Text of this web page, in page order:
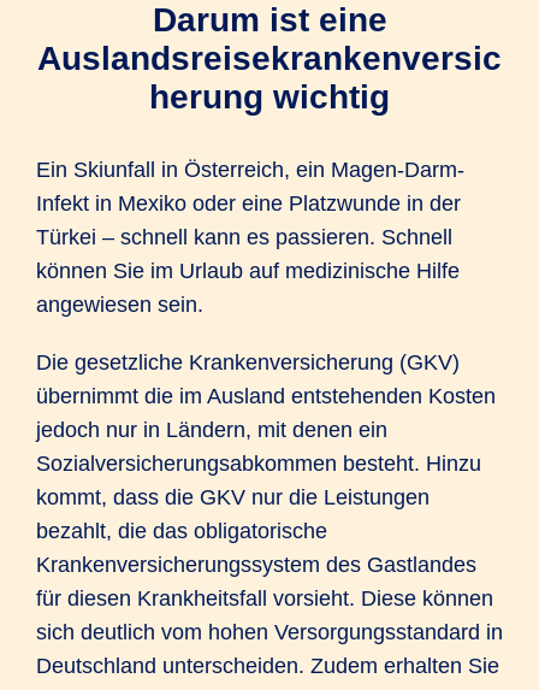
Darum ist eine
Auslandsreisekrankenversic
herung wichtig
Ein Skiunfall in Österreich, ein Magen-Darm-
Infekt in Mexiko oder eine Platzwunde in der
Türkei – schnell kann es passieren. Schnell
können Sie im Urlaub auf medizinische Hilfe
angewiesen sein.
Die gesetzliche Krankenversicherung (GKV)
übernimmt die im Ausland entstehenden Kosten
jedoch nur in Ländern, mit denen ein
Sozialversicherungsabkommen besteht. Hinzu
kommt, dass die GKV nur die Leistungen
bezahlt, die das obligatorische
Krankenversicherungssystem des Gastlandes
für diesen Krankheitsfall vorsieht. Diese können
sich deutlich vom hohen Versorgungsstandard in
Deutschland unterscheiden. Zudem erhalten Sie